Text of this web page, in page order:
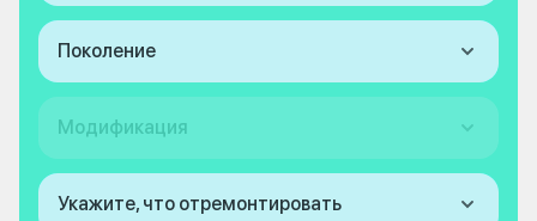
Поколение
Модификация
Укажите, что отремонтировать